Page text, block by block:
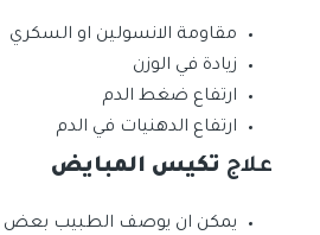
مقاومة الانسولين او السكري
زيادة في الوزن
ارتفاع ضغط الدم
ارتفاع الدهنيات في الدم
علاج تكيس المبايض
يمكن ان يوصف الطبيب بعض